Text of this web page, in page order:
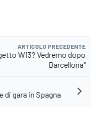
ARTICOLO PRECEDENTE
W13? Vedremo dopo
Barcellona"
di gara in Spagna